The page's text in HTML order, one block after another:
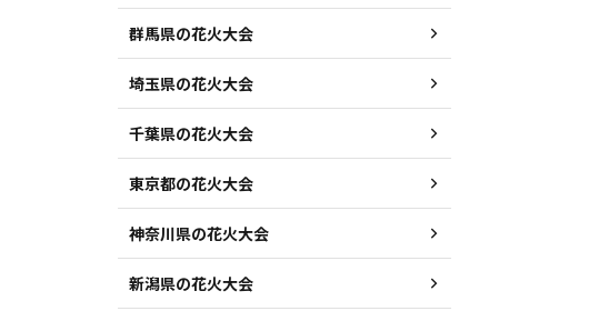
群馬県の花火大会
埼玉県の花火大会
千葉県の花火大会
東京都の花火大会
神奈川県の花火大会
新潟県の花火大会